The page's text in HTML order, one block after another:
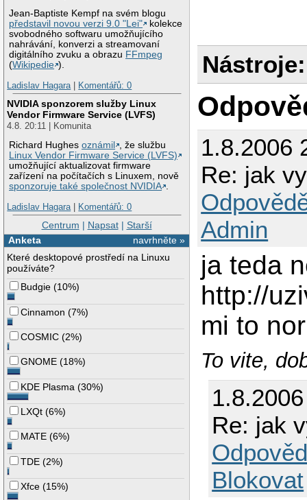
Jean-Baptiste Kempf na svém blogu
představil novou verzi 9.0 "Lei"
kolekce
svobodného softwaru umožňujícího
nahrávání, konverzi a streamovaní
digitálního zvuku a obrazu FFmpeg
(Wikipedie ).
Ladislav Hagara| Komentářů: 0
NVIDIA sponzorem služby Linux
Vendor Firmware Service (LVFS)
4.8. 20:11 | Komunita
Richard Hughesoznámil
, že službu
Linux Vendor Firmware Service (LVFS)
umožňující aktualizovat firmware
zařízení na počítačích s Linuxem, nově
sponzoruje také společnost NVIDIA .
Ladislav Hagara| Komentářů: 0
Centrum | Napsat| Starší
navrhněte »
Anketa
Které desktopové prostředí na Linuxu
používáte?
Budgie (10%)
Cinnamon (7%)
COSMIC (2%)
GNOME (18%)
KDE Plasma (30%)
LXQt (6%)
MATE (6%)
TDE (2%)
Xfce (15%)
Nástroje:
1.8.2006
Re: jak
Admin
ja teda
http://
mi to
To vite,
Re: jak
Blokovat